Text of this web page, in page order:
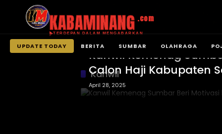
KABAMINANG .com
TERDEPAN DALAM MENGABARKAN
UPDATE TODAY BERITA SUMBAR OLAHRAGA
Kanwil
Kanwil Kemenag
Calon Haji Kabupaten
April 28, 2025